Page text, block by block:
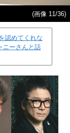
(画像 11/36)
認めてくれな
ーさんと話